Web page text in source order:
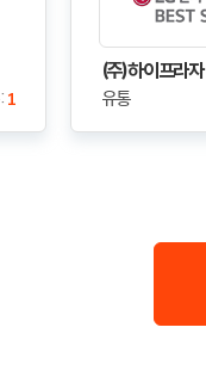
1
(주)하이프라자
유통